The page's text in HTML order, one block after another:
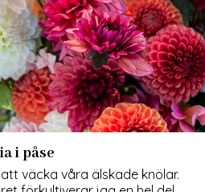
i påse
väcka våra älskade knölar.